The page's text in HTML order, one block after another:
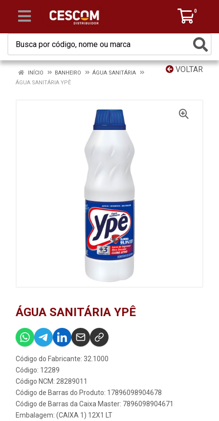
0
VOLTAR
INÍCIO BANHEIRO
ÁGUA SANITÁRIA
ÁGUA SANITÁRIA YPÊ
ÁGUA SANITÁRIA YPÊ
Código do Fabricante: 32.1000
Código: 12289
Código NCM: 28289011
Código de Barras do Produto: 17896098904678
Código de Barras da Caixa Master: 7896098904671
Embalagem: (CAIXA 1) 12X1 LT